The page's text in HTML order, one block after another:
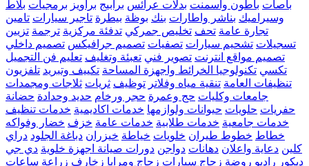
باصات باطون واسمنت بدلات عرائس برابيج براويز برمجيات بلاط
وسيراميك بناشر واطارات بنك بوظة بيطرة تاجير سيارات تامين
تجارة عامة تحف تخليص جمركي تدفئة مركزية ترجمة تزيين
تسجيلات تشحيم سيارات تصفيات تصميم جرافيكس تصميم داخلي
تصميم مواقع انترنت تصوير فني تعبئة وتغليف تعليم فن التجميل
تكسي تكنولوجيا الخرائط واجهزة المساحة تكييف وتبريد تلفزيون
تنظيفات العامة تنقية مياه وفلاتر توظيف ثريات ثلاجات ومجمدات
جامعات وكليات حج وعمرة حجر ورخام حديد وحدادة حضانة
حفريات حلويات حيوانات ولوازمها خدمات اكاديمية خدمات تنظيف
خدمات جامعية خدمات طلابية خدمات عامة خزف خضار وفواكه
خطاط خطوط طيران خلويات خياطة خيزران دباغة الجلود دراي
كلين دعاية واعلان دهانات دواجن دورات صيانة اجهزة خلوية دي جي
ديكور راديو روضة زجاج سيارات زجاج ومرايا زخارف زراعة ساعات